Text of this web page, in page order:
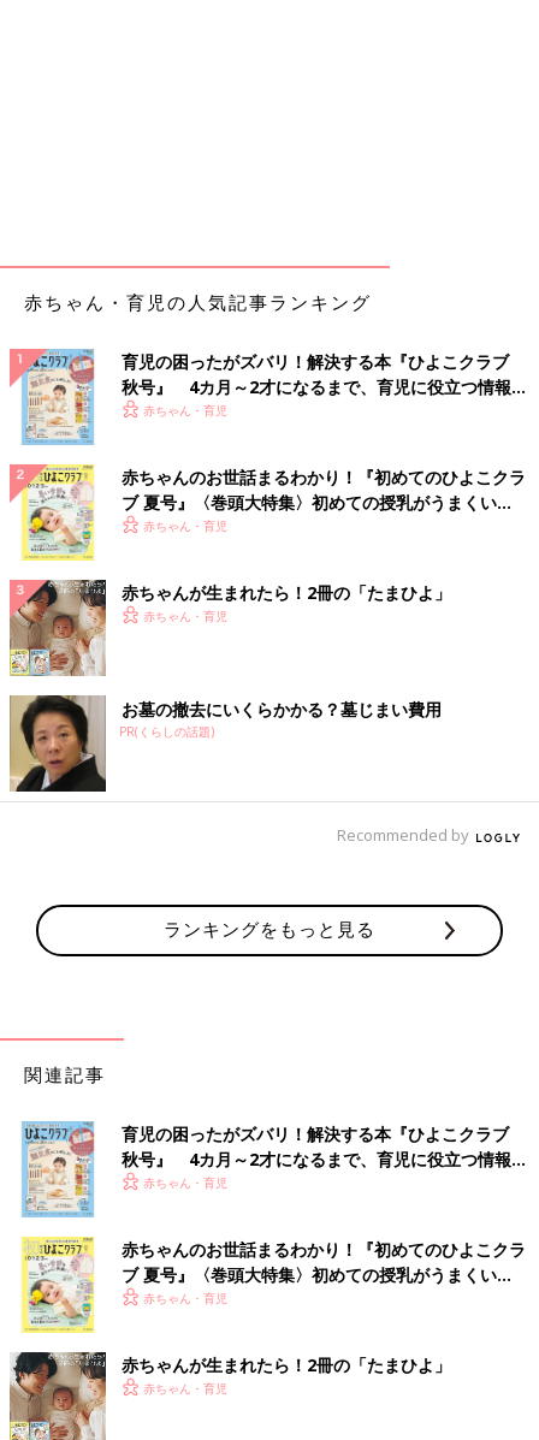
赤ちゃん・育児の人気記事ランキング
育児の困ったがズバリ！解決する本『ひよこクラブ
秋号』 4カ月～2才になるまで、育児に役立つ情報が
いっぱい！
赤ちゃん・育児
赤ちゃんのお世話まるわかり！『初めてのひよこクラ
ブ 夏号』〈巻頭大特集〉初めての授乳がうまくい
く！ おっぱい・ミルクの基本と夏のトラブル 解決テ
赤ちゃん・育児
赤ちゃんが生まれたら！2冊の「たまひよ」
赤ちゃん・育児
お墓の撤去にいくらかかる？墓じまい費用
PR(くらしの話題)
Recommended by
ランキングをもっと見る
関連記事
育児の困ったがズバリ！解決する本『ひよこクラブ
秋号』 4カ月～2才になるまで、育児に役立つ情報が
いっぱい！
赤ちゃん・育児
赤ちゃんのお世話まるわかり！『初めてのひよこクラ
ブ 夏号』〈巻頭大特集〉初めての授乳がうまくい
く！ おっぱい・ミルクの基本と夏のトラブル 解決テ
赤ちゃん・育児
赤ちゃんが生まれたら！2冊の「たまひよ」
赤ちゃん・育児